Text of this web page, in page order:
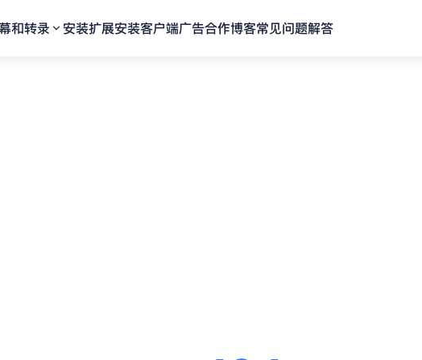
和转录 安装扩展安装客户端广告合作博客常见问题解答